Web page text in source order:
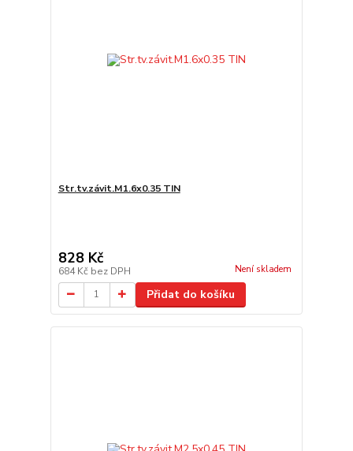
Str.tv.závit.M1.6x0.35 TIN
828 Kč
684 Kč bez DPH Není skladem
Přidat do košíku